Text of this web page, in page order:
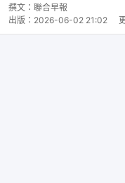
撰文： 聯合早報
出版： 2026-06-02 21:02